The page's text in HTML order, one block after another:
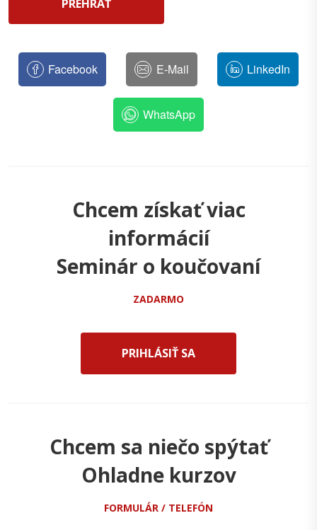
PREHRAŤ
Facebook E-Mail LinkedIn
WhatsApp
Chcem získať viac
informácií
Seminár o koučovaní
ZADARMO
PRIHLÁSIŤ SA
Chcem sa niečo spýtať
Ohladne kurzov
FORMULÁR / TELEFÓN